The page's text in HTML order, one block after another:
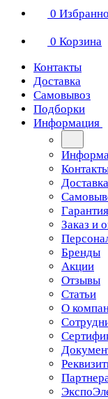
0
0 Корзина
Контакты
Доставка
Самовывоз
Подборки
Информация
Доставка
Гарантия
Заказ и
Бренды
Акции
Отзывы
Статьи
О